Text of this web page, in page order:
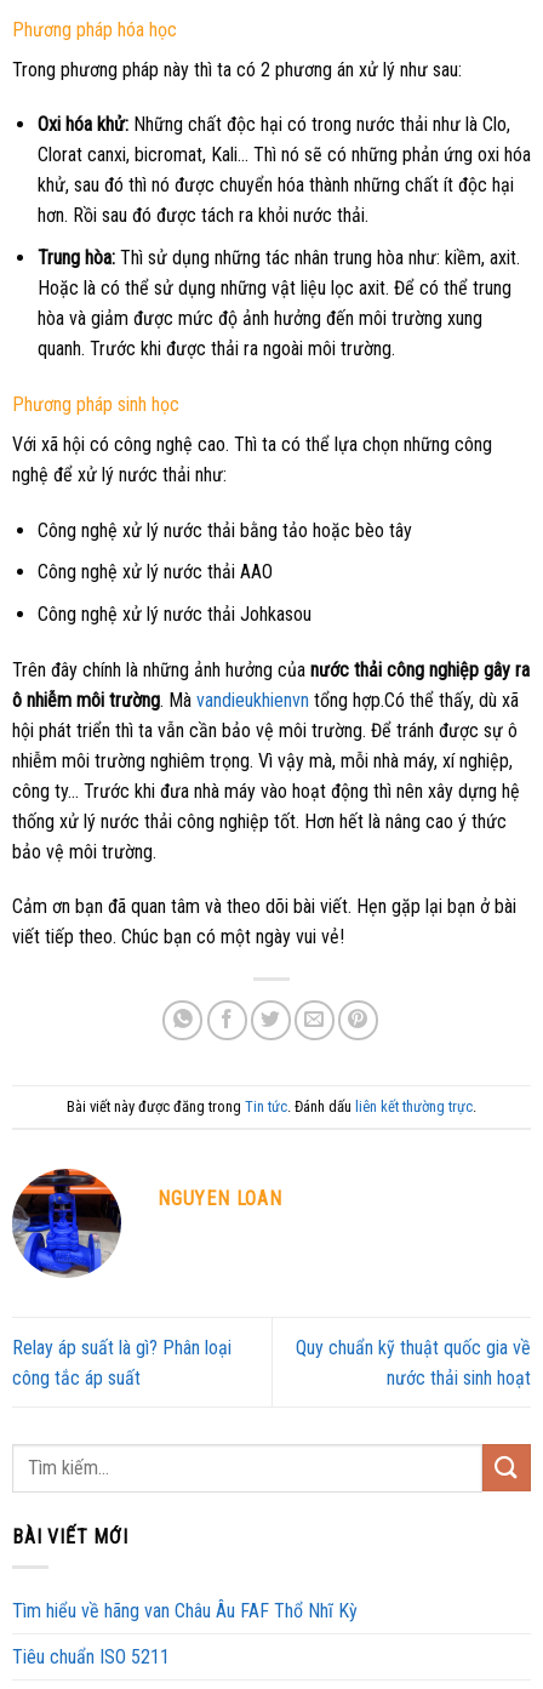
Phương pháp hóa học
Trong phương pháp này thì ta có 2 phương án xử lý như sau:
Oxi hóa khử:Những chất độc hại có trong nước thải như là Clo,
Clorat canxi, bicromat, Kali… Thì nó sẽ có những phản ứng oxi hóa
khử, sau đó thì nó được chuyển hóa thành những chất ít độc hại
hơn. Rồi sau đó được tách ra khỏi nước thải.
Trung hòa:Thì sử dụng những tác nhân trung hòa như: kiềm, axit.
Hoặc là có thể sử dụng những vật liệu lọc axit. Để có thể trung
hòa và giảm được mức độ ảnh hưởng đến môi trường xung
quanh. Trước khi được thải ra ngoài môi trường.
Phương pháp sinh học
Với xã hội có công nghệ cao. Thì ta có thể lựa chọn những công
nghệ để xử lý nước thải như:
Công nghệ xử lý nước thải bằng tảo hoặc bèo tây
Công nghệ xử lý nước thải AAO
Công nghệ xử lý nước thải Johkasou
Trên đây chính là những ảnh hưởng của nước thải công nghiệp gây ra
ô nhiễm môi trường. Mà vandieukhienvn tổng hợp.Có thể thấy, dù xã
hội phát triển thì ta vẫn cần bảo vệ môi trường. Để tránh được sự ô
nhiễm môi trường nghiêm trọng. Vì vậy mà, mỗi nhà máy, xí nghiệp,
công ty… Trước khi đưa nhà máy vào hoạt động thì nên xây dựng hệ
thống xử lý nước thải công nghiệp tốt. Hơn hết là nâng cao ý thức
bảo vệ môi trường.
Cảm ơn bạn đã quan tâm và theo dõi bài viết. Hẹn gặp lại bạn ở bài
viết tiếp theo. Chúc bạn có một ngày vui vẻ!
Bài viết này được đăng trong Tin tức . Đánh dấu liên kết thường trực
NGUYEN LOAN
Relay áp suất là gì? Phân loại
công tắc áp suất
Quy chuẩn kỹ thuật quốc gia về
nước thải sinh hoạt
BÀI VIẾT MỚI
Tìm hiểu về hãng van Châu Âu FAF Thổ Nhĩ Kỳ
Tiêu chuẩn ISO 5211